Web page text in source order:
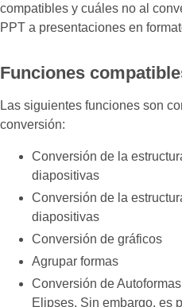
compatibles y cuáles no al
PPT a presentaciones en
Funciones
Las siguientes funciones son
conversión:
Conversión de la
diapositivas
Conversión de la
diapositivas
Conversión de gráficos
Agrupar formas
Conversión de
Elipses. Sin embargo, es